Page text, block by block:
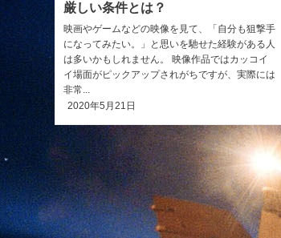
厳しい条件とは？
映画やゲームなどの映像を見て、「自分も狙撃手
になってみたい。」と思いを馳せた経験がある人
は多いかもしれません。 映像作品ではカッコイ
イ場面がピックアップされがちですが、実際には
非常...
2020年5月21日